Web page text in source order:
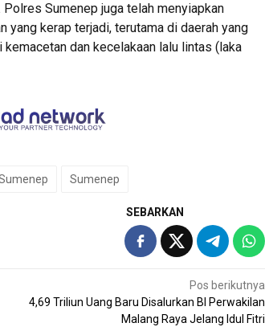
Sumenep juga telah menyiapkan
yang kerap terjadi, terutama di daerah yang
dan kecelakaan lalu lintas (laka
Sumenep
SEBARKAN
Pos berikutnya
4,69 Triliun Uang Baru Disalurkan BI Perwakilan
Malang Raya Jelang Idul Fitri